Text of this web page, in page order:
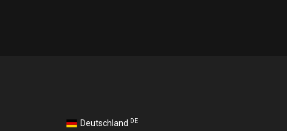
Deutschland DE